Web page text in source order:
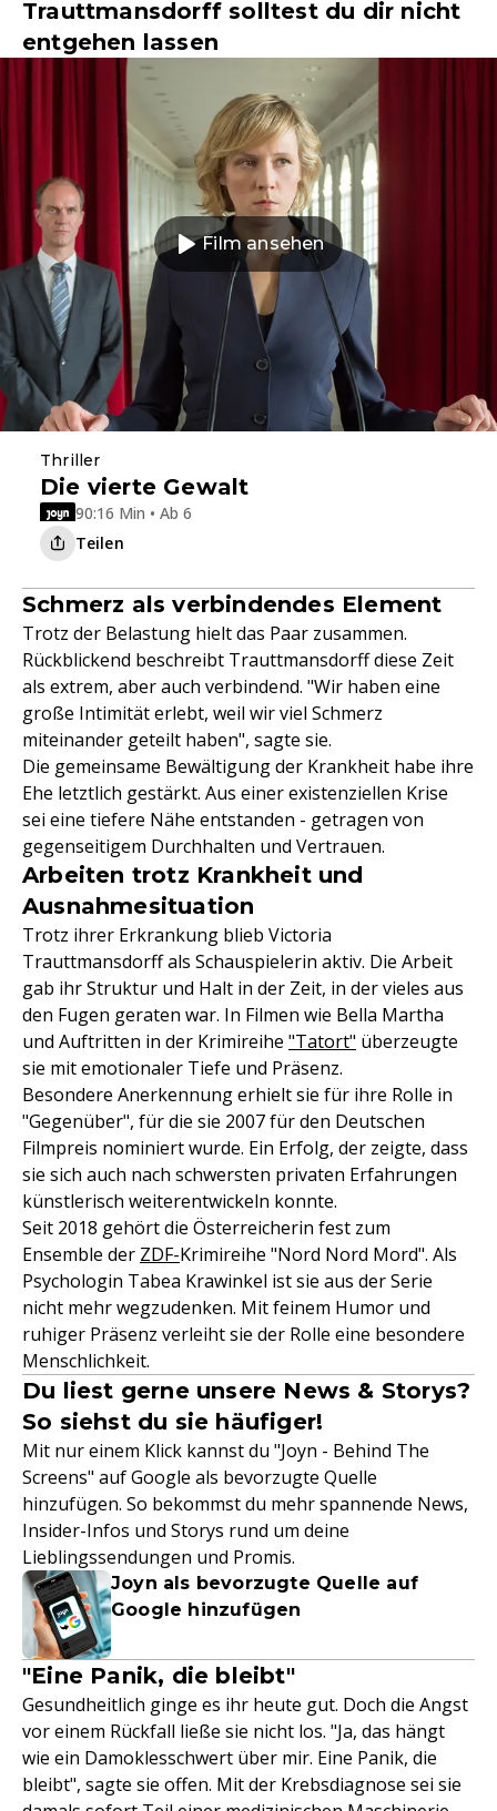
Trauttmansdorff solltest du dir nicht
entgehen lassen
Film ansehen
Thriller
Die vierte Gewalt
90:16 Min • Ab 6
Teilen
Schmerz als verbindendes Element
Trotz der Belastung hielt das Paar zusammen.
Rückblickend beschreibt Trauttmansdorff diese Zeit
als extrem, aber auch verbindend. "Wir haben eine
große Intimität erlebt, weil wir viel Schmerz
miteinander geteilt haben", sagte sie.
Die gemeinsame Bewältigung der Krankheit habe ihre
Ehe letztlich gestärkt. Aus einer existenziellen Krise
sei eine tiefere Nähe entstanden - getragen von
gegenseitigem Durchhalten und Vertrauen.
Arbeiten trotz Krankheit und
Ausnahmesituation
Trotz ihrer Erkrankung blieb Victoria
Trauttmansdorff als Schauspielerin aktiv. Die Arbeit
gab ihr Struktur und Halt in der Zeit, in der vieles aus
den Fugen geraten war. In Filmen wie Bella Martha
und Auftritten in der Krimireihe "Tatort" überzeugte
sie mit emotionaler Tiefe und Präsenz.
Besondere Anerkennung erhielt sie für ihre Rolle in
"Gegenüber", für die sie 2007 für den Deutschen
Filmpreis nominiert wurde. Ein Erfolg, der zeigte, dass
sie sich auch nach schwersten privaten Erfahrungen
künstlerisch weiterentwickeln konnte.
Seit 2018 gehört die Österreicherin fest zum
Ensemble der ZDF-Krimireihe "Nord Nord Mord". Als
Psychologin Tabea Krawinkel ist sie aus der Serie
nicht mehr wegzudenken. Mit feinem Humor und
ruhiger Präsenz verleiht sie der Rolle eine besondere
Menschlichkeit.
Du liest gerne unsere News & Storys?
So siehst du sie häufiger!
Mit nur einem Klick kannst du "Joyn - Behind The
Screens" auf Google als bevorzugte Quelle
hinzufügen. So bekommst du mehr spannende News,
Insider-Infos und Storys rund um deine
Lieblingssendungen und Promis.
Joyn als bevorzugte Quelle auf
Google hinzufügen
"Eine Panik, die bleibt"
Gesundheitlich ginge es ihr heute gut. Doch die Angst
vor einem Rückfall ließe sie nicht los. "Ja, das hängt
wie ein Damoklesschwert über mir. Eine Panik, die
bleibt", sagte sie offen. Mit der Krebsdiagnose sei sie